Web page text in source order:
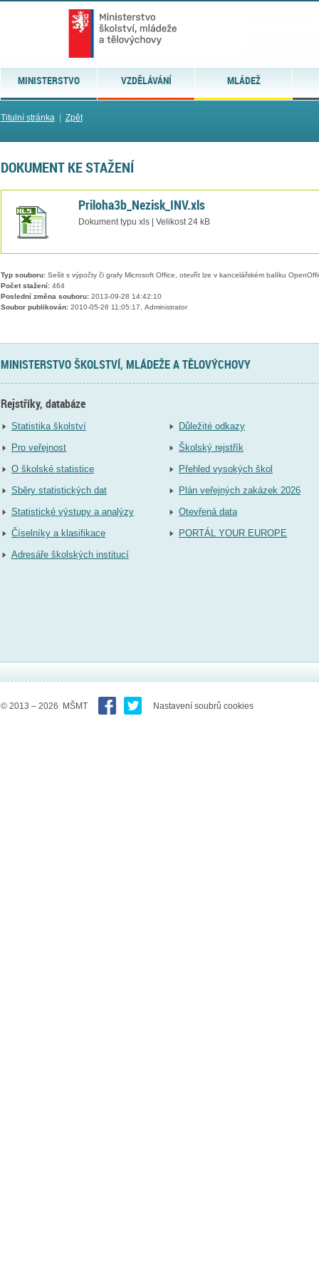
MINISTERSTVO VZDĚLÁVÁNÍ MLÁDEŽ
Titulní stránka| Zpět
DOKUMENT KE STAŽENÍ
Priloha3b_Nezisk_INV.xls
Dokument typu xls | Velikost 24 kB
Typ souboru:Sešit s výpočty či grafy Microsoft Office, otevřít lze v kancelářském balíku
Počet stažení:464
Poslední změna souboru:2013-09-28 14:42:10
Soubor publikován:2010-05-26 11:05:17, Administrator
MINISTERSTVO ŠKOLSTVÍ, MLÁDEŽE A TĚLOVÝCHOVY
Rejstříky, databáze
Statistika školství
Pro veřejnost
O školské statistice
Sběry statistických dat
Statistické výstupy a analýzy
Číselníky a klasifikace
Adresáře školských institucí
Důležité odkazy
Školský rejstřík
Přehled vysokých škol
Plán veřejných zakázek 2026
Otevřená data
PORTÁL YOUR EUROPE
© 2013 – 2026 MŠMT Nastavení soubrů cookies